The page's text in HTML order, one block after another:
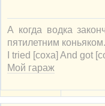
А когда водка
пятилетним коньяком.
I tried [соха] And got
Мой гараж